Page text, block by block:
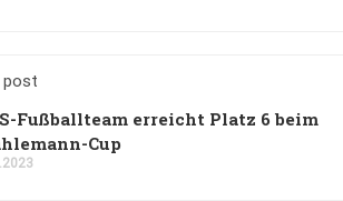
post
Fußballteam erreicht Platz 6 beim
Cup